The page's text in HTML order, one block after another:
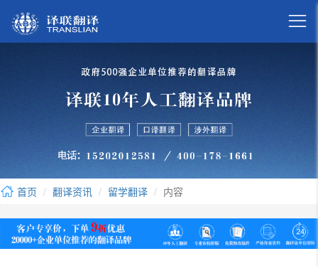

首页 翻译资讯 留学翻译 内容